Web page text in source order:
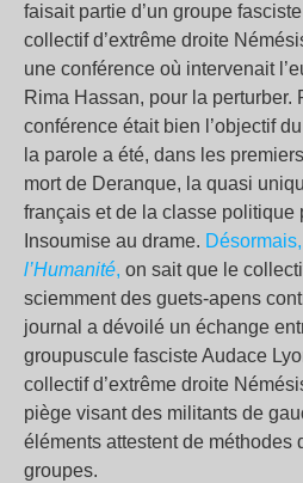
faisait partie d’un groupe
collectif d’extrême droite
une conférence où intervenait
Rima Hassan, pour la perturber.
conférence était bien l’objectif
la parole a été, dans les
mort de Deranque, la quasi
français et de la classe politique
Insoumise au drame.
l’Humanité, on sait que le
sciemment des guets-apens
journal a dévoilé un échange
groupuscule fasciste Audace
collectif d’extrême droite
piège visant des militants de
éléments attestent de méthodes
groupes.